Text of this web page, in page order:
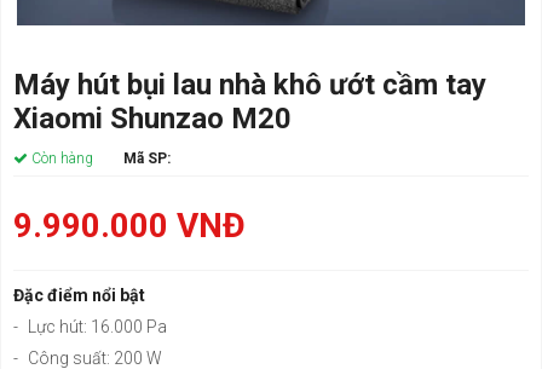
Máy hút bụi lau nhà khô ướt cầm tay
Xiaomi Shunzao M20
Còn hàng Mã SP:
9.990.000 VNĐ
Đặc điểm nổi bật
-
Lực hút: 16.000 Pa
- Công suất: 200 W